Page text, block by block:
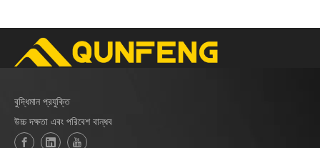
বুদ্ধিমান প্রযুক্তি
উচ্চ দক্ষতা এবং পরিবেশ বান্ধব